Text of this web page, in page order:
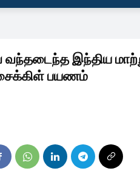
இந்திய
சைக்கிள் பயணம்